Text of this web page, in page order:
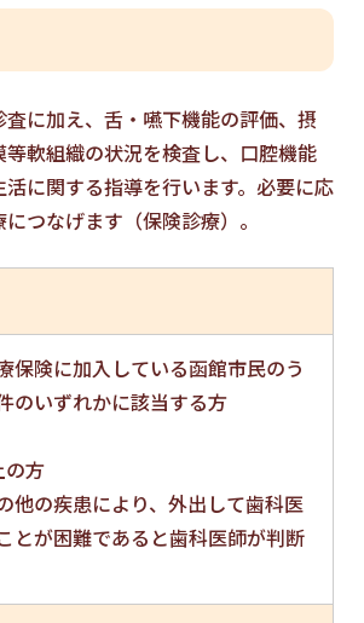
に加え、舌・嚥下機能の評価、摂
軟組織の状況を検査し、口腔機能
に関する指導を行います。必要に応
つなげます（保険診療）。
保険に加入している函館市民のう
のいずれかに該当する方
の方
他の疾患により、外出して歯科医
とが困難であると歯科医師が判断